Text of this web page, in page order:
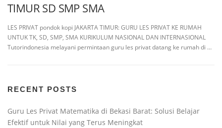
TIMUR SD SMP SMA
LES PRIVAT pondok kopi JAKARTA TIMUR: GURU LES PRIVAT KE RUMAH
UNTUK TK, SD, SMP, SMA KURIKULUM NASIONAL DAN INTERNASIONAL
Tutorindonesia melayani permintaan guru les privat datang ke rumah di …
RECENT POSTS
Guru Les Privat Matematika di Bekasi Barat: Solusi Belajar
Efektif untuk Nilai yang Terus Meningkat